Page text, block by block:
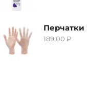
189.00 ₽